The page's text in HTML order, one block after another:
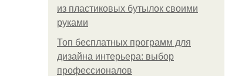
из пластиковых бутылок своими
руками
Топ бесплатных программ для
дизайна интерьера: выбор
профессионалов